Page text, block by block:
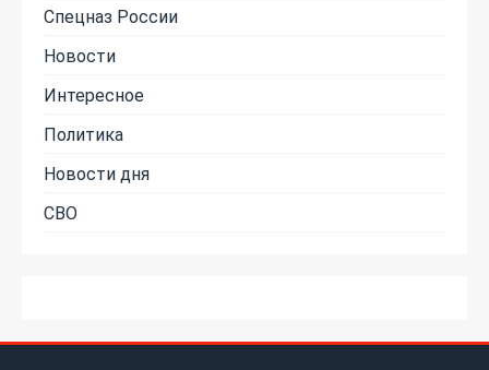
Спецназ России
Новости
Интересное
Политика
Новости дня
СВО